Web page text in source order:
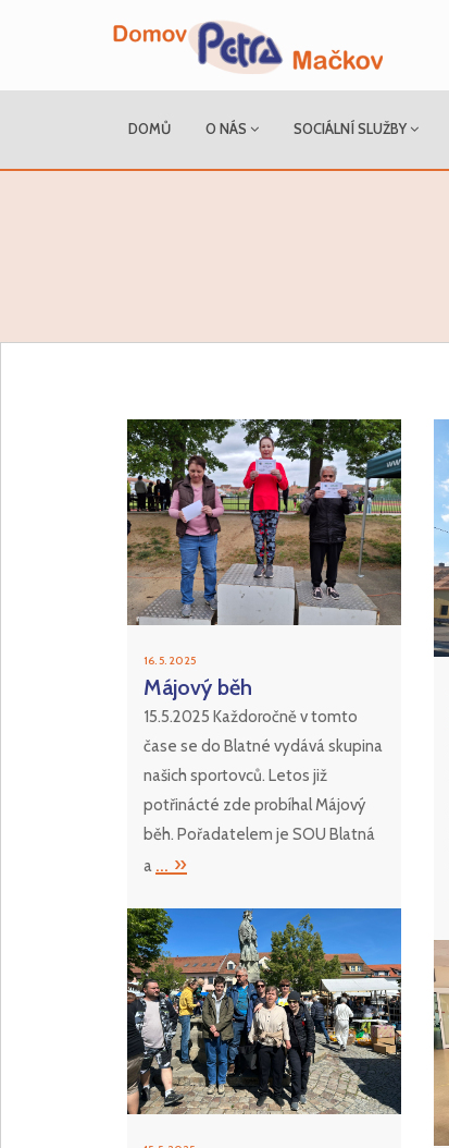
DOMŮ O NÁS SOCIÁLNÍ SLUŽBY
16. 5. 2025
Májový běh
15.5.2025 Každoročně v tomto
čase se do Blatné vydává skupina
našich sportovců. Letos již
potřinácté zde probíhal Májový
běh. Pořadatelem je SOU Blatná
a ... »